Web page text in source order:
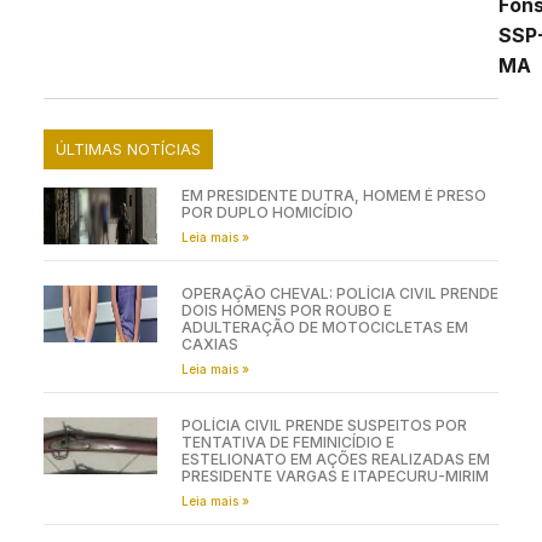
MA
ÚLTIMAS NOTÍCIAS
EM PRESIDENTE DUTRA, HOMEM É PRESO
POR DUPLO HOMICÍDIO
Leia mais »
OPERAÇÃO CHEVAL: POLÍCIA CIVIL PRENDE
DOIS HOMENS POR ROUBO E
ADULTERAÇÃO DE MOTOCICLETAS EM
CAXIAS
Leia mais »
POLÍCIA CIVIL PRENDE SUSPEITOS POR
TENTATIVA DE FEMINICÍDIO E
ESTELIONATO EM AÇÕES REALIZADAS EM
PRESIDENTE VARGAS E ITAPECURU-MIRIM
Leia mais »